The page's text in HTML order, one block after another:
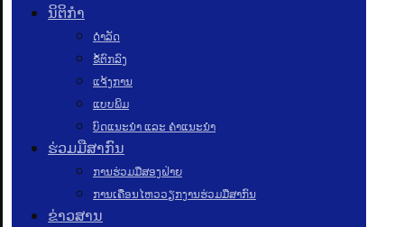
ນິຕິກຳ
ດຳລັດ
ຂໍ້ຕົກລົງ
ແຈ້ງການ
ແບບພິມ
ບົດແນະນໍາ ແລະ ຄໍາແນະນໍາ
ຮ່ວມມືສາກົນ
ການຮ່ວມມືສອງຝ່າຍ
ການເຄື່ອນໄຫວວຽກງານຮ່ວມມືສາກົນ
ຂ່າວສານ